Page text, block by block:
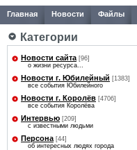
Главная Новости Файлы
Категории
Новости сайта [96]
о жизни ресурса...
Новости г. Юбилейный [1383]
все события Юбилейного
Новости г. Королёв [4706]
все события Королёва
Интервью [209]
с известными людьми
Персона [44]
об интересных людях города